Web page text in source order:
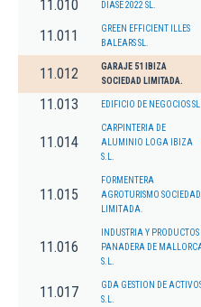
11.010 DIASE 2022 SL.
11.011
GREEN EFFICIENT ILLES
BALEARS SL.
11.012
GARAJE 51 IBIZA
SOCIEDAD LIMITADA.
11.013 EDIFICIO DE NEGOCIOS SL
11.014
CARPINTERIA DE
ALUMINIO LOGA IBIZA
S.L.
11.015
FORMENTERA
AGROTURISMO SOCIEDAD
LIMITADA.
11.016
INDUSTRIA Y PRODUCTOS
PANADERA DE
S.L.
11.017
GDA GESTION DE
S.L.